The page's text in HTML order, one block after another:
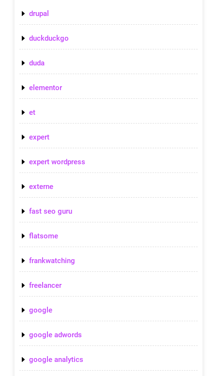
drupal
duckduckgo
duda
elementor
et
expert
expert wordpress
externe
fast seo guru
flatsome
frankwatching
freelancer
google
google adwords
google analytics